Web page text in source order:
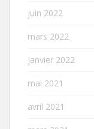
juin 2022
mars 2022
janvier 2022
mai 2021
avril 2021